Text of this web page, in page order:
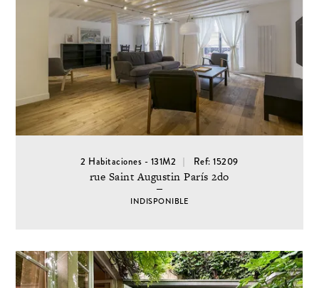
2 Habitaciones - 131M2 Ref: 15209
rue Saint Augustin París 2do
INDISPONIBLE